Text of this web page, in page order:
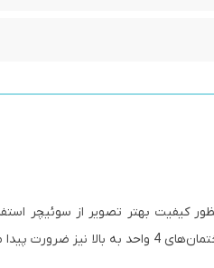
بیشتر از 7 واحد به منظور کیفیت بهتر تصویر از
می‌کند.